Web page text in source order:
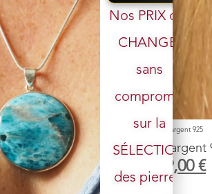
Accueil/Boutique/ Boucle d'oreille / Boucle d’oreille argent 925
Boucle d’oreille argent
39,00 € 29,00 €
Fabriquées en Thaïlande :
Votre email
Nos PRIX ont
CHANGÉ,
sans
compromis
sur la
SÉLECTION
des pierres.